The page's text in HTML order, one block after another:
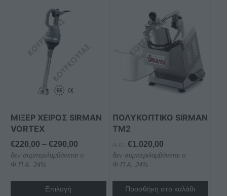
ΜΙΞΕΡ ΧΕΙΡΟΣ SIRMAN
VORTEX
€220,00 – €290,00
range:
through
δεν συμπεριλαμβάνεται ο
Φ.Π.Α. 24%
Επιλογή
πολλαπλές
παραλλαγές.
επιλογές
να
επιλεγούν
στη
σελίδα
του
προϊόντος
ΠΟΛΥΚΟΠΤΙΚΟ SIRMAN
TM2
ΑΠΌ: €1.020,00
δεν συμπεριλαμβάνεται ο
Φ.Π.Α. 24%
Προσθήκη στο καλάθι